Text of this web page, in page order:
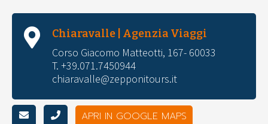
Chiaravalle | Agenzia Viaggi
Corso Giacomo Matteotti, 167- 60033
T. +39.071.7450944
chiaravalle@zepponitours.it
APRI IN GOOGLE MAPS